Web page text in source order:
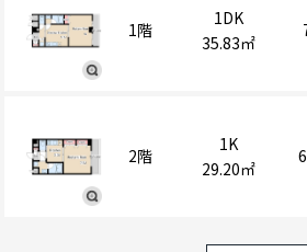
1階
1DK
35.83㎡
2階
1K
29.20㎡